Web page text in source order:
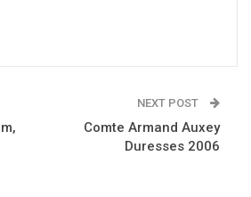
NEXT POST
Comte Armand Auxey
Duresses 2006